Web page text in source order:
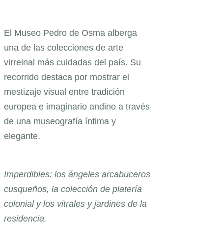
El Museo Pedro de Osma alberga
una de las colecciones de arte
virreinal más cuidadas del país. Su
recorrido destaca por mostrar el
mestizaje visual entre tradición
europea e imaginario andino a través
de una museografía íntima y
elegante.
Imperdibles: los ángeles arcabuceros
cusqueños, la colección de platería
colonial y los vitrales y jardines de la
residencia.